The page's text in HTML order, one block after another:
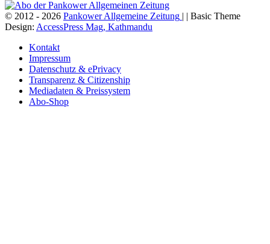
© 2012 - 2026 Pankower Allgemeine Zeitung | | Basic Theme
Design: AccessPress Mag, Kathmandu
Kontakt
Impressum
Datenschutz & ePrivacy
Transparenz & Citizenship
Mediadaten & Preissystem
Abo-Shop